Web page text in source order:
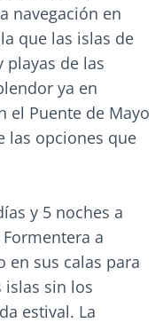
navegación en
que las islas de
playas de las
ya en
el Puente de Mayo
las opciones que
y 5 noches a
a
en sus calas para
islas sin los
estival. La